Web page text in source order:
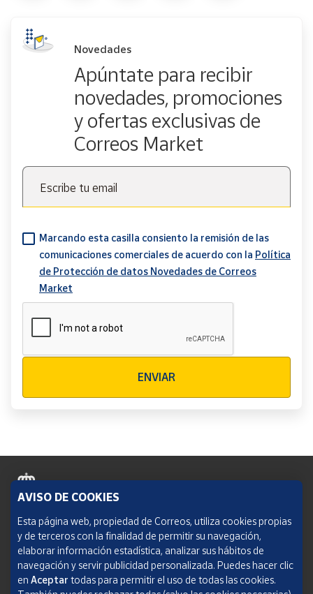
Novedades
Apúntate para recibir
novedades, promociones
y ofertas exclusivas de
Correos Market
Escribe tu email
Marcando esta casilla consiento la remisión de las
comunicaciones comerciales de acuerdo con la Política
de Protección de datos Novedades de Correos
Market
ENVIAR
Política de cookies
Aviso legal
Condiciones del servicio
AVISO DE COOKIES
Esta página web, propiedad de Correos, utiliza cookies propias
y de terceros con la finalidad de permitir su navegación,
elaborar información estadística, analizar sus hábitos de
navegación y servir publicidad personalizada. Puedes hacer clic
en Aceptar todas para permitir el uso de todas las cookies.